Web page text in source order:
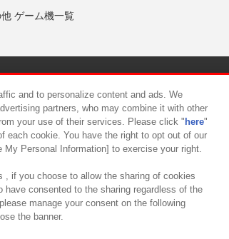
ゲーム機一覧
について カスタマーハラスメント対応方針
and to personalize content and ads. We
partners, who may combine it with other
your use of their services. Please click " here"
each cookie. You have the right to opt out of our
Personal Information] to exercise your right.
, if you choose to allow the sharing of cookies
have consented to the sharing regardless of the
manage your consent on the following
the banner.